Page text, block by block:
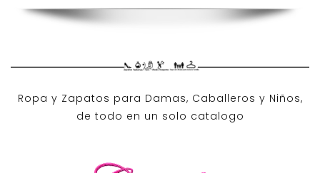
Ropa y Zapatos para Damas, Caballeros y Niños,
de todo en un solo catalogo